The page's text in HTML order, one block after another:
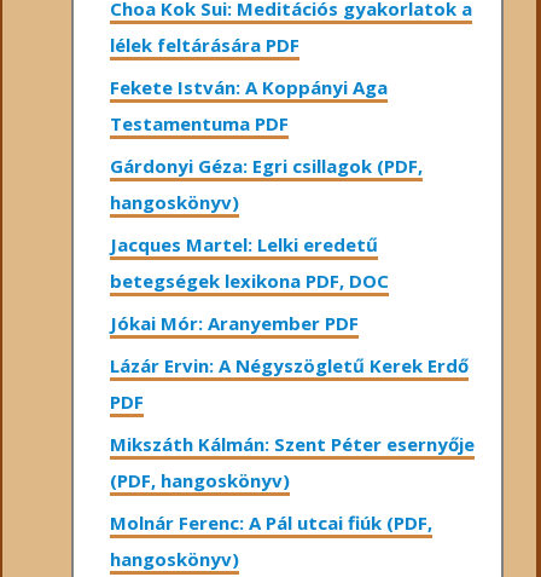
Choa Kok Sui: Meditációs gyakorlatok a
lélek feltárására PDF
Fekete István: A Koppányi Aga
Testamentuma PDF
Gárdonyi Géza: Egri csillagok (PDF,
hangoskönyv)
Jacques Martel: Lelki eredetű
betegségek lexikona PDF, DOC
Jókai Mór: Aranyember PDF
Lázár Ervin: A Négyszögletű Kerek Erdő
PDF
Mikszáth Kálmán: Szent Péter esernyője
(PDF, hangoskönyv)
Molnár Ferenc: A Pál utcai fiúk (PDF,
hangoskönyv)